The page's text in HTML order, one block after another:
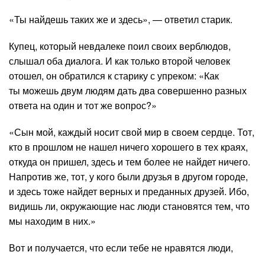
«Ты найдешь таких же и здесь», — ответил старик.
Купец, который невдалеке поил своих верблюдов,
слышал оба диалога. И как только второй человек
отошел, он обратился к старику с упреком: «Как
ты можешь двум людям дать два совершенно разных
ответа на один и тот же вопрос?»
«Сын мой, каждый носит свой мир в своем сердце. Тот,
кто в прошлом не нашел ничего хорошего в тех краях,
откуда он пришел, здесь и тем более не найдет ничего.
Напротив же, тот, у кого были друзья в другом городе,
и здесь тоже найдет верных и преданных друзей. Ибо,
видишь ли, окружающие нас люди становятся тем, что
мы находим в них.»
Вот и получается, что если тебе не нравятся люди,